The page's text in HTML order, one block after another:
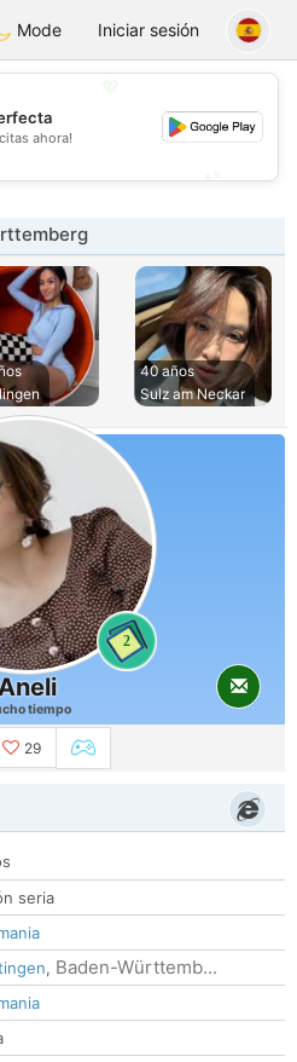
Dating
Mode Iniciar sesión
ahora!
40 años
Sulz am Neckar
2
tiempo
29
seria
, Baden-Württemb...